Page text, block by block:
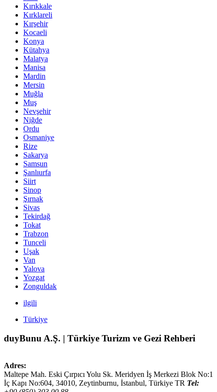
Kırıkkale
Kırklareli
Kırşehir
Kocaeli
Konya
Kütahya
Malatya
Manisa
Mardin
Mersin
Muğla
Muş
Nevşehir
Niğde
Ordu
Osmaniye
Rize
Sakarya
Samsun
Şanlıurfa
Siirt
Sinop
Şırnak
Sivas
Tekirdağ
Tokat
Trabzon
Tunceli
Uşak
Van
Yalova
Yozgat
Zonguldak
ilgili
Türkiye
duyBunu A.Ş. | Türkiye Turizm ve Gezi Rehberi
Adres:
Maltepe Mah. Eski Çırpıcı Yolu Sk. Meridyen İş Merkezi Blok No:1
İç Kapı No:604, 34010, Zeytinburnu, İstanbul, Türkiye TR Tel: